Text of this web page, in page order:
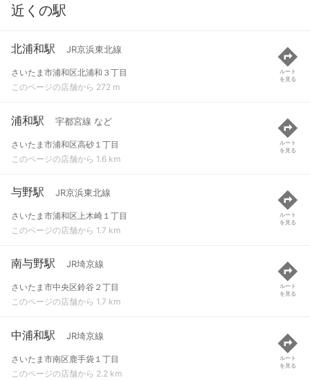
近くの駅
北浦和駅 JR京浜東北線
さいたま市浦和区北浦和３丁目
このページの店舗から 272 m
ルート
を見る
浦和駅 宇都宮線 など
さいたま市浦和区高砂１丁目
このページの店舗から 1.6 km
ルート
を見る
与野駅 JR京浜東北線
さいたま市浦和区上木崎１丁目
このページの店舗から 1.7 km
ルート
を見る
南与野駅 JR埼京線
さいたま市中央区鈴谷２丁目
このページの店舗から 1.7 km
ルート
を見る
中浦和駅 JR埼京線
さいたま市南区鹿手袋１丁目
このページの店舗から 2.2 km
ルート
を見る